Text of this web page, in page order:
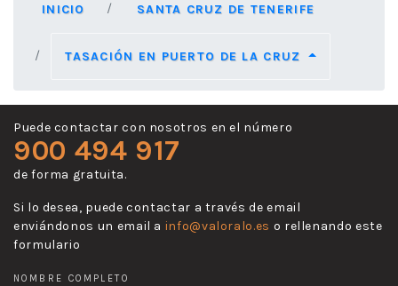
INICIO SANTA CRUZ DE TENERIFE
TASACIÓN EN PUERTO DE LA CRUZ
Puede contactar con nosotros en el número
900 494 917
de forma gratuita.
Si lo desea, puede contactar a través de email
enviándonos un email a info@valoralo.es o rellenando este
formulario
NOMBRE COMPLETO